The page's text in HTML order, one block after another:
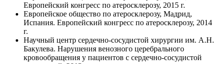
Европейский конгресс по атеросклерозу, 2015 г.
Европейское общество по атеросклерозу, Мадрид,
Испания. Европейский конгресс по атеросклерозу, 2014
г.
Научный центр сердечно-сосудистой хирургии им. А.Н.
Бакулева. Нарушения венозного церебрального
кровообращения у пациентов с сердечно-сосудистой